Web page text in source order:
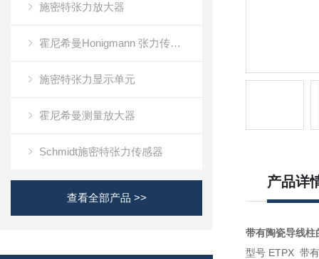
施密特张力放大器
霍尼希曼Honigmann 张力传感器RFS系列
施密特张力显示单元
霍尼希曼测量放大器
Schmidt施密特张力传感器
查看全部产品 >>
产品详
带有陶瓷导线柱
型号 ETPX 带